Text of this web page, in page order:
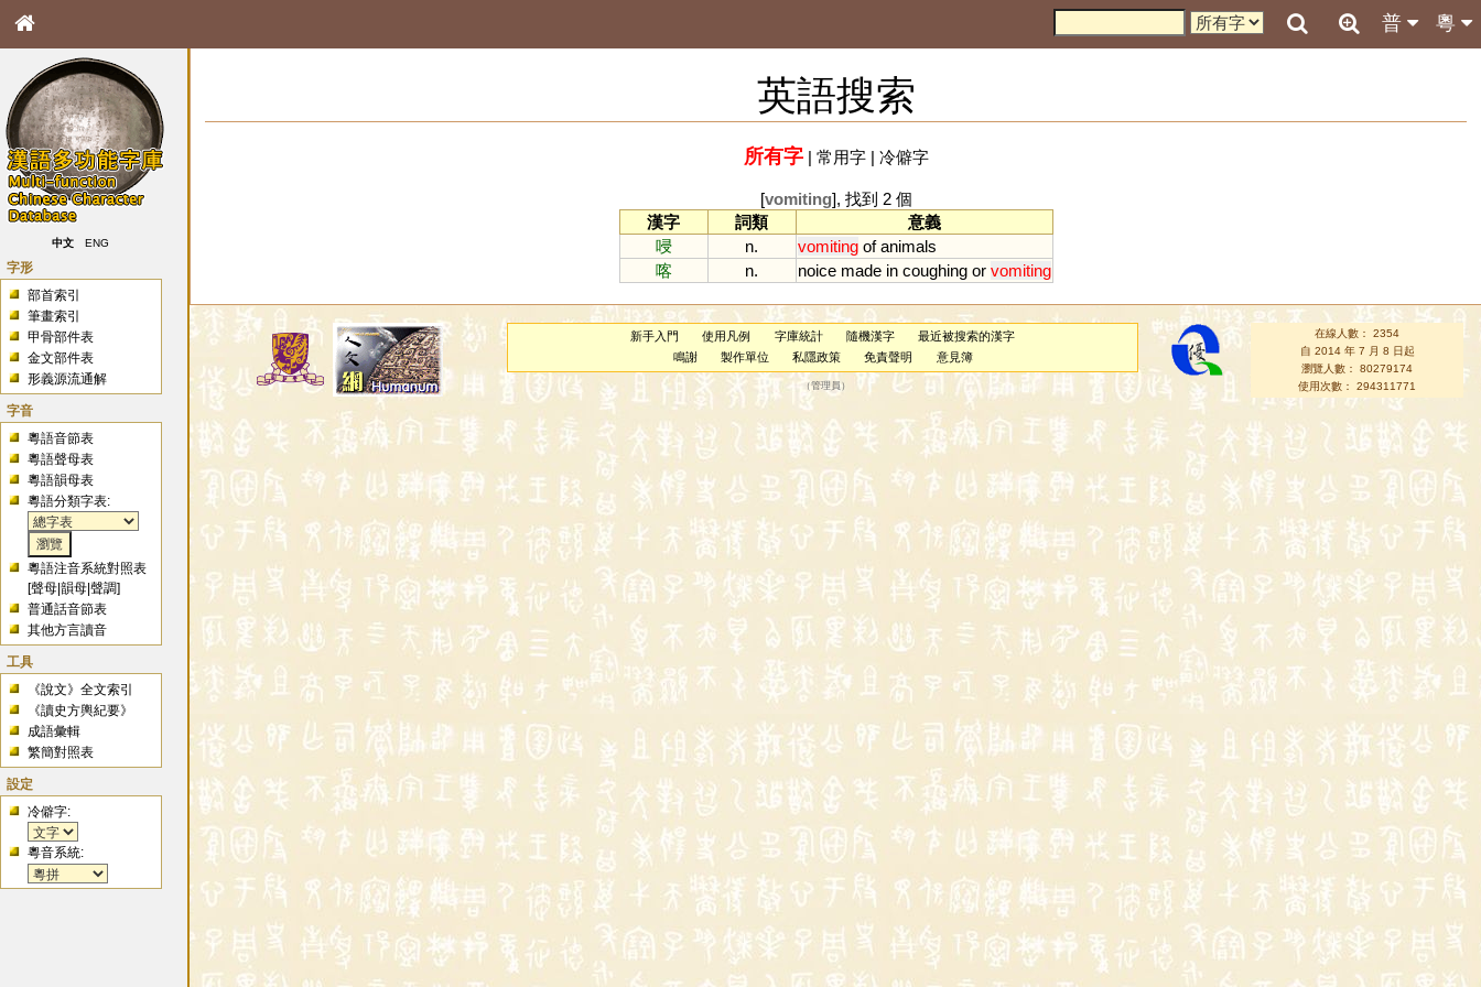
粵
普
中文 ENG
字形
部首索引
筆畫索引
甲骨部件表
金文部件表
形義源流通解
字音
粵語音節表
粵語聲母表
粵語韻母表
粵語分類字表:
粵語注音系統對照表
[聲母 |韻母 |聲調]
普通話音節表
其他方言讀音
工具
《說文》全文索引
《讀史方輿紀要》
成語彙輯
繁簡對照表
設定
冷僻字:
粵音系統:
英語搜索
所有字| 常用字| 冷僻字
[vomiting], 找到 2 個
漢字
詞類
意義
唚
n. vomiting of animals
喀
n. noice made in coughing or vomiting
新手入門 使用凡例 字庫統計 隨機漢字
最近被搜索的漢字
鳴謝
製作單位 私隱政策 免責聲明 意見簿
（管理員 ）
在線人數： 2354
自 2014 年 7 月 8 日起
瀏覽人數： 80279174
使用次數： 294311771